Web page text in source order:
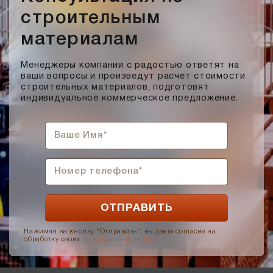
Мюнхен
Персик
на ощупь
Пшеничное лето
Регенсбург
Светло-коричневый
Светло-серый
Слоновая кость
Солома
строительным
материалам
Менеджеры компании с радостью ответят на
ваши вопросы и произведут расчет стоимости
строительных материалов, подготовят
индивидуальное коммерческое предложение.
Нажимая на кнопку "Отправить", вы даете согласие на
обработку своих персональных данных